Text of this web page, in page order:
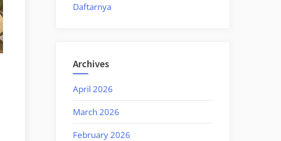
Daftarnya
Archives
April 2026
March 2026
February 2026